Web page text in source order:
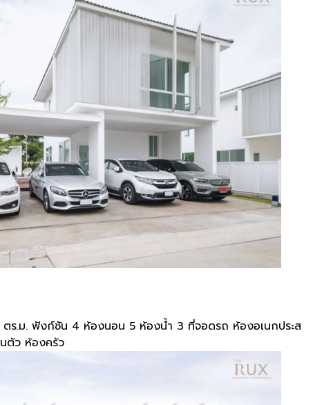
ร.ม. ฟังก์ชัน 4 ห้องนอน 5 ห้องน้ำ 3 ที่จอดรถ ห้องอเนกประส
ตัว ห้องครัว